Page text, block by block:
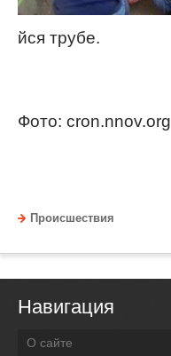
йся трубе.
Фото: cron.nnov.org
Происшествия
Навигация
О сайте